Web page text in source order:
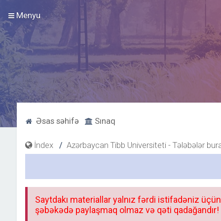
Menyu
Əsas səhifə Sınaq
İndex Azərbaycan Tibb Universiteti - Tələbələr
Saytdakı materiallar yalnız fərdi istifadəniz
şəbəkədə paylaşmaq olmaz və qəti